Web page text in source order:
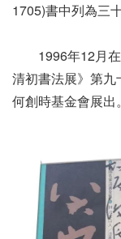
1705)書中列為三
1996年12月在
清初書法展》第
何創時基金會展出。